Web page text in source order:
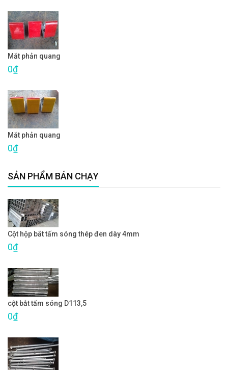
Mắt phản quang
0₫
Mắt phản quang
0₫
SẢN PHẨM BÁN CHẠY
Cột hộp bắt tấm sóng thép đen dày 4mm
0₫
cột bắt tấm sóng D113,5
0₫